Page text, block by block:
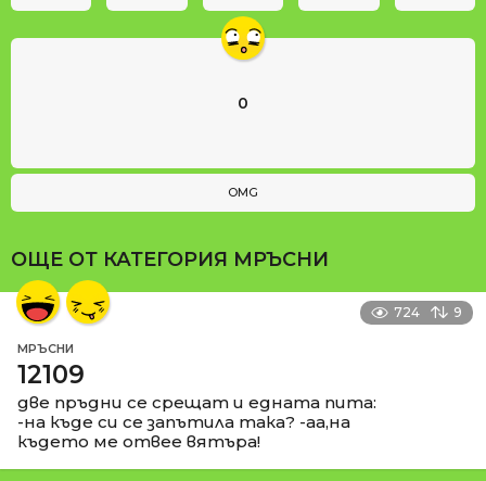
0
OMG
ОЩЕ ОТ КАТЕГОРИЯ МРЪСНИ
724 9
МРЪСНИ
12109
две пръдни се срещат и едната пита:
-на къде си се запътила така? -аа,на
където ме отвее вятъра!